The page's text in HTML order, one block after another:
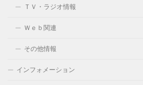
ＴＶ・ラジオ情報
Ｗｅｂ関連
その他情報
インフォメーション